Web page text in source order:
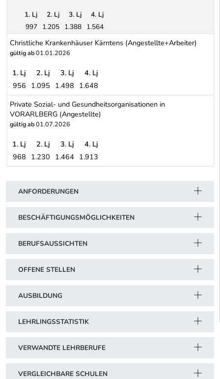
Sonderregelung für Lehrlinge des Kardinal Schwarzenberg
1. Lj 2. Lj 3. Lj
4. Lj
997 1.205 1.388 1.564
Christliche Krankenhäuser Kärntens (Angestellte+Arbeiter)
gültig ab01.01.2026
Christliche Krankenhäuser Kärntens (Angestellte+Arbeiter)
1. Lj 2. Lj 3. Lj
4. Lj
956 1.095 1.498 1.648
Private Sozial- und Gesundheitsorganisationen in
VORARLBERG (Angestellte)
gültig ab01.07.2026
Private Sozial- und Gesundheitsorganisationen in VORARLBERG
1. Lj 2. Lj 3. Lj
4. Lj
968 1.230 1.464 1.913
ANFORDERUNGEN
BESCHÄFTIGUNGSMÖGLICHKEITEN
BERUFSAUSSICHTEN
OFFENE STELLEN
AUSBILDUNG
LEHRLINGSSTATISTIK
VERWANDTE LEHRBERUFE
VERGLEICHBARE SCHULEN